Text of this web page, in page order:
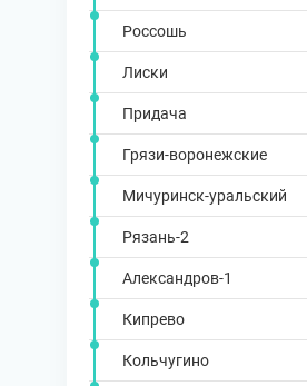
Россошь
Лиски
Придача
Грязи-воронежские
Мичуринск-уральский
Рязань-2
Александров-1
Кипрево
Кольчугино